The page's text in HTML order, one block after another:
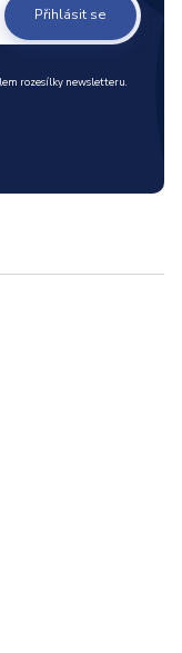
Přihlásit se
rozesílky newsletteru.